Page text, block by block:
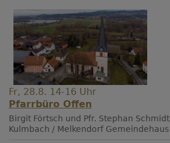
Fr, 28.8. 14-16 Uhr
Pfarrbüro Offen
Birgit Förtsch und Pfr. Stephan Schmidt
Kulmbach / Melkendorf Gemeindehaus